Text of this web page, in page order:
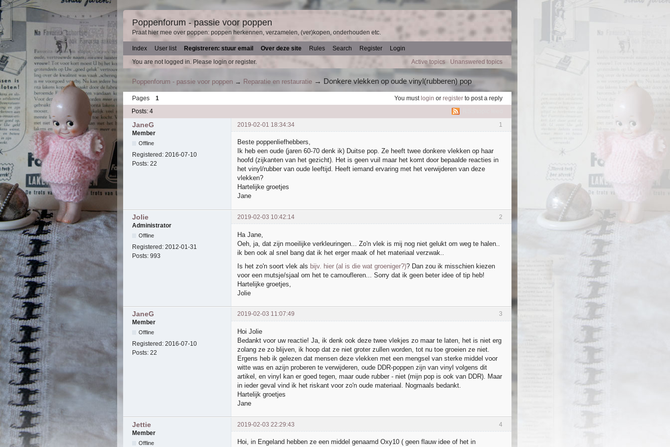
Poppenforum - passie voor poppen
Praat hier mee over poppen: poppen herkennen, verzamelen, (ver)kopen, onderhouden etc.
Index User list Registreren: stuur email Over deze site Rules Search Register
Login
You are not logged in. Please login or register. Active topics Unanswered topics
Poppenforum - passie voor poppen → Reparatie en restauratie → Donkere vlekken op oude vinyl(rubberen) pop
Pages 1 You must login or register to post a reply
Posts: 4
1
JaneG
2019-02-01 18:34:34
Member
Offline
Registered: 2016-07-10
Posts: 22
Beste poppenliefhebbers,
Ik heb een oude (jaren 60-70 denk ik) Duitse pop. Ze heeft twee donkere vlekken op haar
hoofd (zijkanten van het gezicht). Het is geen vuil maar het komt door bepaalde reacties in
het vinyl/rubber van oude leeftijd. Heeft iemand ervaring met het verwijderen van deze
vlekken?
Hartelijke groetjes
Jane
2
Jolie
2019-02-03 10:42:14
Administrator
Offline
Registered: 2012-01-31
Posts: 993
Ha Jane,
Oeh, ja, dat zijn moeilijke verkleuringen... Zo'n vlek is mij nog niet gelukt om weg te halen..
ik ben ook al snel bang dat ik het erger maak of het materiaal verzwak..
Is het zo'n soort vlek als bijv. hier (al is die wat groeniger?)? Dan zou ik misschien kiezen
voor een mutsje/sjaal om het te camoufleren... Sorry dat ik geen beter idee of tip heb!
Hartelijke groetjes,
Jolie
3
JaneG
2019-02-03 11:07:49
Member
Offline
Registered: 2016-07-10
Posts: 22
Hoi Jolie
Bedankt voor uw reactie! Ja, ik denk ook deze twee vlekjes zo maar te laten, het is niet erg
zolang ze zo blijven, ik hoop dat ze niet groter zullen worden, tot nu toe groeien ze niet.
Ergens heb ik gelezen dat mensen deze vlekken met een mengsel van sterke middel voor
witte was en azijn proberen te verwijderen, oude DDR-poppen zijn van vinyl volgens dit
artikel, en vinyl kan er goed tegen, maar oude rubber - niet (mijn pop is ook van DDR). Maar
in ieder geval vind ik het riskant voor zo'n oude materiaal. Nogmaals bedankt.
Hartelijk groetjes
Jane
4
Jettie
2019-02-03 22:29:43
Member
Offline Hoi, in Engeland hebben ze een middel genaamd Oxy10 ( geen flauw idee of het in